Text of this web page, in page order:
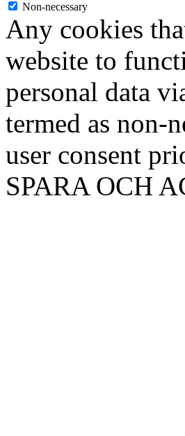
Non-necessary
Any cookies
website to
personal data
termed as non-
user consent
SPARA OCH